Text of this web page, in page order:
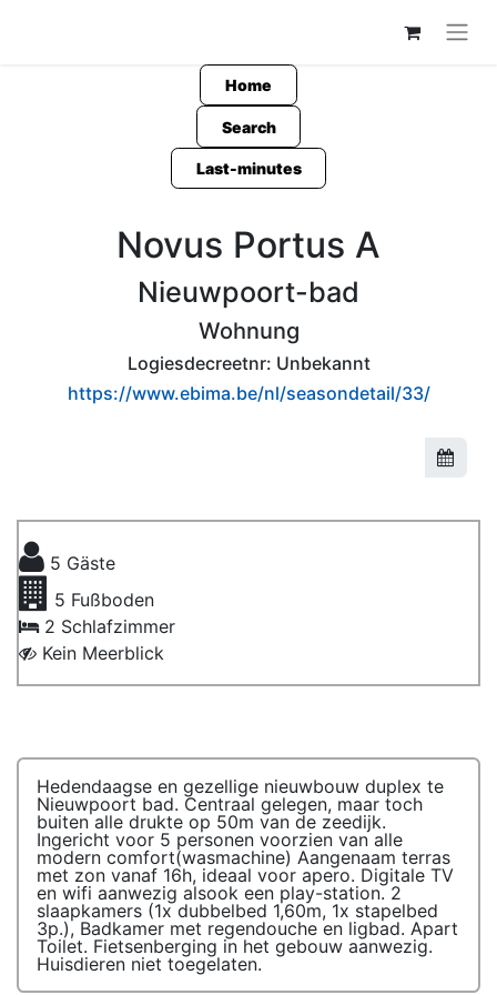
Home
Search
Last-minutes
Novus Portus A
Nieuwpoort-bad
Wohnung
Logiesdecreetnr: Unbekannt
https://www.ebima.be/nl/seasondetail/33/
5 Gäste
5 Fußboden
2 Schlafzimmer
Kein Meerblick
Hedendaagse en gezellige nieuwbouw duplex te
Nieuwpoort bad. Centraal gelegen, maar toch
buiten alle drukte op 50m van de zeedijk.
Ingericht voor 5 personen voorzien van alle
modern comfort(wasmachine) Aangenaam terras
met zon vanaf 16h, ideaal voor apero. Digitale TV
en wifi aanwezig alsook een play-station. 2
slaapkamers (1x dubbelbed 1,60m, 1x stapelbed
3p.), Badkamer met regendouche en ligbad. Apart
Toilet. Fietsenberging in het gebouw aanwezig.
Huisdieren niet toegelaten.